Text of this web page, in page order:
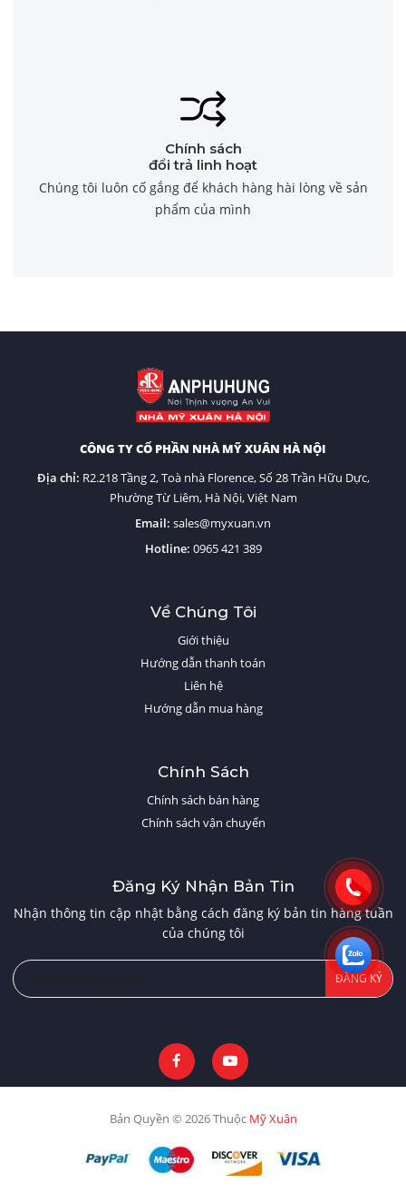
Chính sách
đổi trả linh hoạt
Chúng tôi luôn cố gắng để khách hàng hài lòng về sản
phẩm của mình
CÔNG TY CỔ PHẦN NHÀ MỸ XUÂN HÀ NỘI
Địa chỉ: R2.218 Tầng 2, Toà nhà Florence, Số 28 Trần Hữu Dực,
Phường Từ Liêm, Hà Nội, Việt Nam
Email: sales@myxuan.vn
Hotline: 0965 421 389
Về Chúng Tôi
Giới thiệu
Hướng dẫn thanh toán
Liên hệ
Hướng dẫn mua hàng
Chính Sách
Chính sách bán hàng
Chính sách vận chuyển
Đăng Ký Nhận Bản Tin
Nhận thông tin cập nhật bằng cách đăng ký bản tin hàng tuần
của chúng tôi
ĐĂNG KÝ
Bản Quyền © 2026 Thuộc Mỹ Xuân